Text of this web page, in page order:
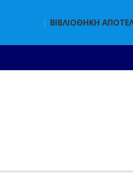
ΒΙΒΛΙΟΘΗΚΗ